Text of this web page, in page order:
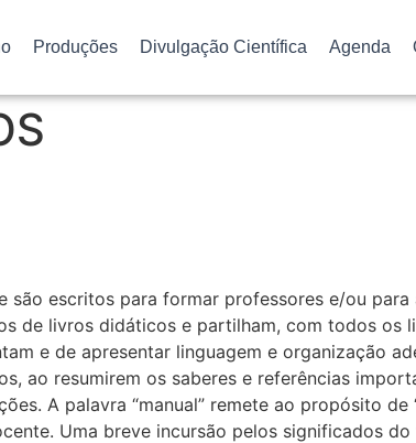
Produções Divulgação Científica Agenda
são escritos para formar professores e/ou
de livros didáticos e partilham, com todos
e de apresentar linguagem e organização
ao resumirem os saberes e referências
A palavra “manual” remete ao propósito de
Uma breve incursão pelos significados